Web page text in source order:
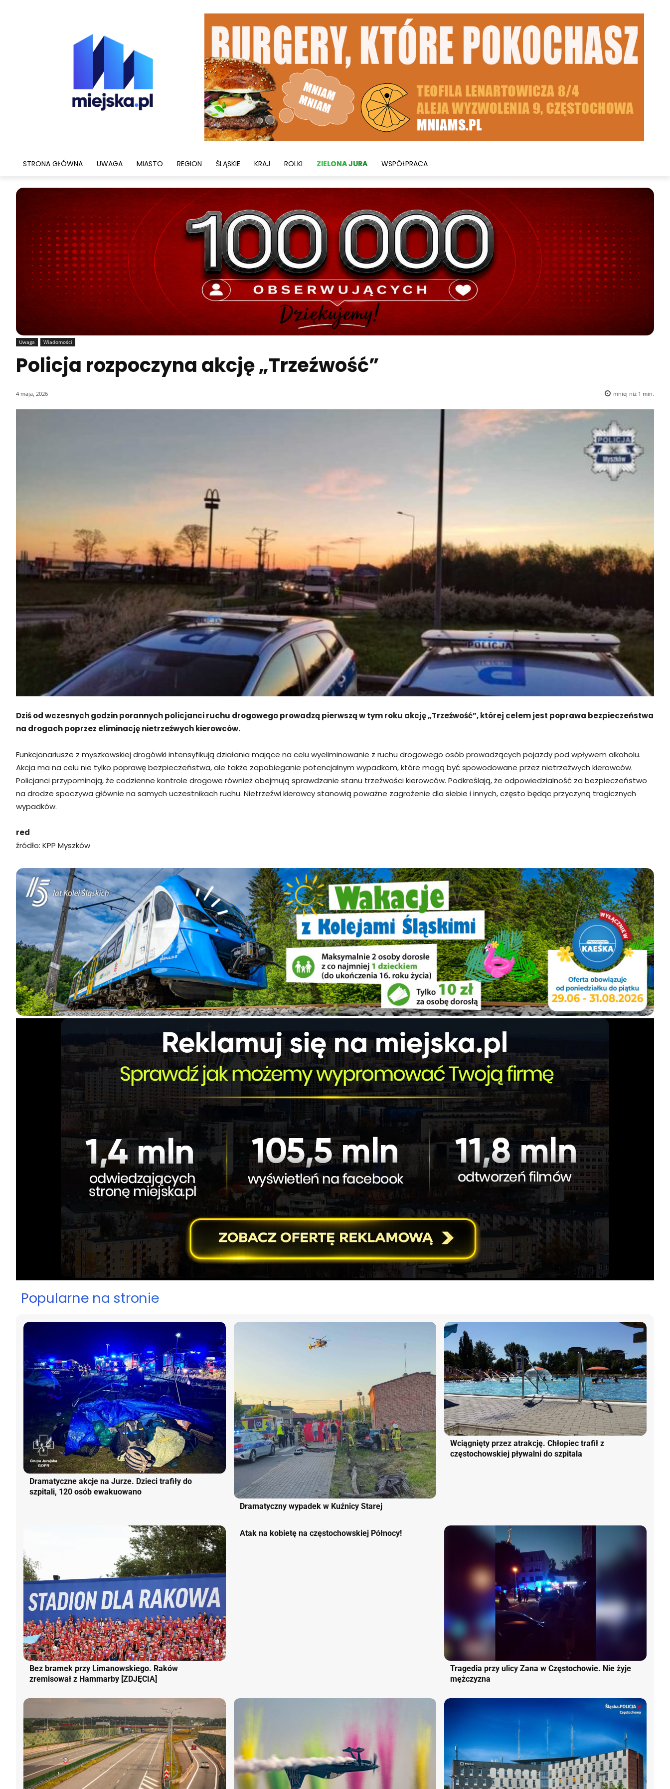
STRONA GŁÓWNA UWAGA MIASTO REGION ŚLĄSKIE KRAJ ROLKI ZIELONA JURA WSPÓŁPRACA
Uwaga Wiadomości
Policja rozpoczyna akcję „Trzeźwość”
4 maja, 2026 mniej niż 1 min.
Dziś od wczesnych godzin porannych policjanci ruchu drogowego prowadzą pierwszą w tym roku akcję „Trzeźwość”, której celem jest poprawa bezpieczeństwa
na drogach poprzez eliminację nietrzeźwych kierowców.
Funkcjonariusze z myszkowskiej drogówki intensyfikują działania mające na celu wyeliminowanie z ruchu drogowego osób prowadzących pojazdy pod wpływem alkoholu.
Akcja ma na celu nie tylko poprawę bezpieczeństwa, ale także zapobieganie potencjalnym wypadkom, które mogą być spowodowane przez nietrzeźwych kierowców.
Policjanci przypominają, że codzienne kontrole drogowe również obejmują sprawdzanie stanu trzeźwości kierowców. Podkreślają, że odpowiedzialność za bezpieczeństwo
na drodze spoczywa głównie na samych uczestnikach ruchu. Nietrzeźwi kierowcy stanowią poważne zagrożenie dla siebie i innych, często będąc przyczyną tragicznych
wypadków.
red
źródło: KPP Myszków
Popularne na stronie
Dramatyczne akcje na Jurze. Dzieci trafiły do
szpitali, 120 osób ewakuowano
Dramatyczny wypadek w Kuźnicy Starej
Wciągnięty przez atrakcję. Chłopiec trafił z
częstochowskiej pływalni do szpitala
Bez bramek przy Limanowskiego. Raków
zremisował z Hammarby [ZDJĘCIA]
Atak na kobietę na częstochowskiej Północy!
Tragedia przy ulicy Zana w Częstochowie. Nie żyje
mężczyzna